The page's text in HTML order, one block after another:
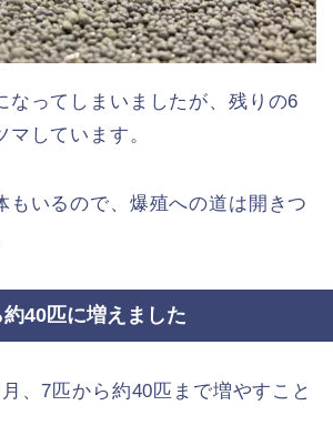
ってしまいましたが、残りの6
しています。
もいるので、爆殖への道は開きつ
40匹に増えました
、7匹から約40匹まで増やすこと